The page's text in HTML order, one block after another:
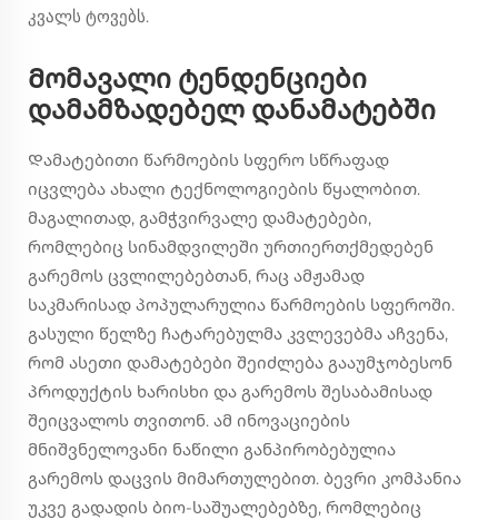
კვალს ტოვებს.
Მომავალი ტენდენციები
დამამზადებელ დანამატებში
Დამატებითი წარმოების სფერო სწრაფად
იცვლება ახალი ტექნოლოგიების წყალობით.
მაგალითად, გამჭვირვალე დამატებები,
რომლებიც სინამდვილეში ურთიერთქმედებენ
გარემოს ცვლილებებთან, რაც ამჟამად
საკმარისად პოპულარულია წარმოების სფეროში.
გასული წელზე ჩატარებულმა კვლევებმა აჩვენა,
რომ ასეთი დამატებები შეიძლება გააუმჯობესონ
პროდუქტის ხარისხი და გარემოს შესაბამისად
შეიცვალოს თვითონ. ამ ინოვაციების
მნიშვნელოვანი ნაწილი განპირობებულია
გარემოს დაცვის მიმართულებით. ბევრი კომპანია
უკვე გადადის ბიო-საშუალებებზე, რომლებიც